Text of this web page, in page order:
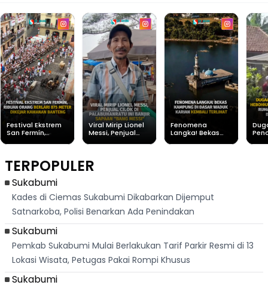
Festival Ekstrem
San Fermín,
Banteng
Viral Mirip Lionel
Messi, Penjual
"Bang Messi"
Fenomena
Langka! Bekas
TERPOPULER
Sukabumi
Kades di Ciemas Sukabumi Dikabarkan Dijemput
Satnarkoba, Polisi Benarkan Ada Penindakan
Sukabumi
Pemkab Sukabumi Mulai Berlakukan Tarif Parkir Resmi di 13
Lokasi Wisata, Petugas Pakai Rompi Khusus
Sukabumi